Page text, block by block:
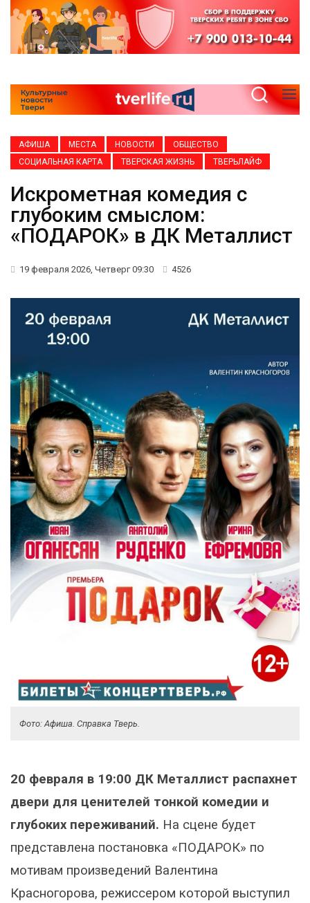
АФИША МЕСТА НОВОСТИ
ОБЩЕСТВО
СОЦИАЛЬНАЯ КАРТА
ТВЕРСКАЯ ЖИЗНЬ ТВЕРЬЛАЙФ
Искрометная комедия с
глубоким смыслом:
«ПОДАРОК» в ДК Металлист
19 февраля 2026, Четверг 09:30 4526
Фото: Афиша. Справка Тверь.
20 февраля в 19:00 ДК Металлист распахнет
двери для ценителей тонкой комедии и
глубоких переживаний. На сцене будет
представлена постановка «ПОДАРОК» по
мотивам произведений Валентина
Красногорова, режиссером которой выступил